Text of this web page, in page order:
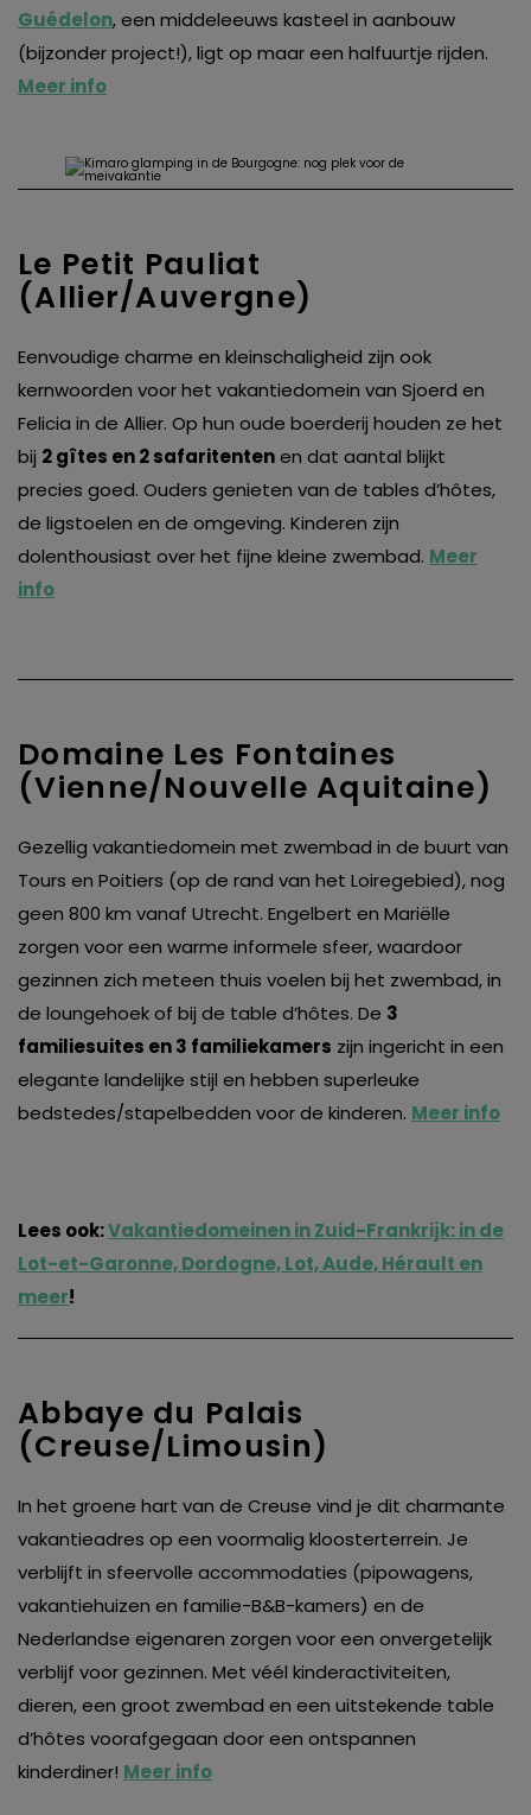
Guédelon, een middeleeuws kasteel in aanbouw
(bijzonder project!), ligt op maar een halfuurtje rijden.
Meer info
Le Petit Pauliat
(Allier/Auvergne)
Eenvoudige charme en kleinschaligheid zijn ook
kernwoorden voor het vakantiedomein van Sjoerd en
Felicia in de Allier. Op hun oude boerderij houden ze het
bij 2 gîtes en 2 safaritentenen dat aantal blijkt
precies goed. Ouders genieten van de tables d’hôtes,
de ligstoelen en de omgeving. Kinderen zijn
dolenthousiast over het fijne kleine zwembad. Meer
info
Domaine Les Fontaines
(Vienne/Nouvelle Aquitaine)
Gezellig vakantiedomein met zwembad in de buurt van
Tours en Poitiers (op de rand van het Loiregebied), nog
geen 800 km vanaf Utrecht. Engelbert en Mariëlle
zorgen voor een warme informele sfeer, waardoor
gezinnen zich meteen thuis voelen bij het zwembad, in
de loungehoek of bij de table d’hôtes. De 3
familiesuites en 3 familiekamers zijn ingericht in een
elegante landelijke stijl en hebben superleuke
bedstedes/stapelbedden voor de kinderen. Meer info
Lees ook:Vakantiedomeinen in Zuid-Frankrijk: in de
Lot-et-Garonne, Dordogne, Lot, Aude, Hérault en
meer!
Abbaye du Palais
(Creuse/Limousin)
In het groene hart van de Creuse vind je dit charmante
vakantieadres op een voormalig kloosterterrein. Je
verblijft in sfeervolle accommodaties (pipowagens,
vakantiehuizen en familie-B&B-kamers) en de
Nederlandse eigenaren zorgen voor een onvergetelijk
verblijf voor gezinnen. Met véél kinderactiviteiten,
dieren, een groot zwembad en een uitstekende table
d’hôtes voorafgegaan door een ontspannen
kinderdiner! Meer info